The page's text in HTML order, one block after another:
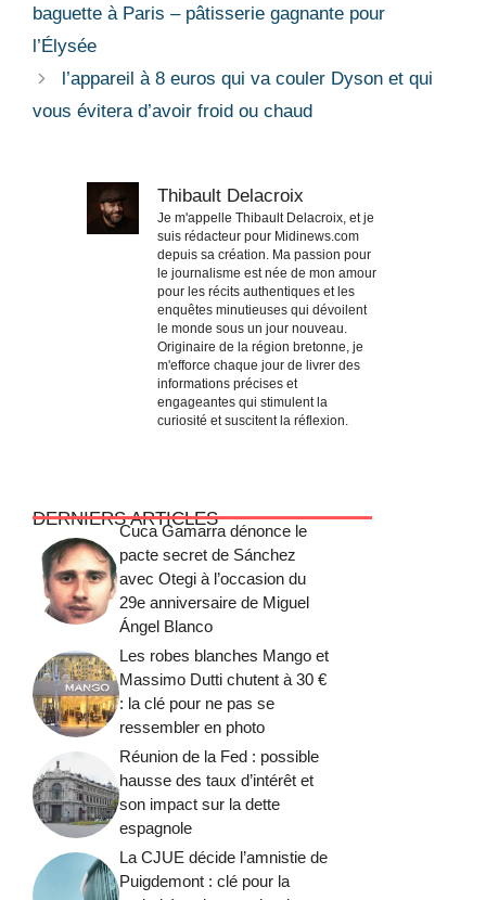
baguette à Paris – pâtisserie gagnante pour
l’Élysée
l’appareil à 8 euros qui va couler Dyson et qui
vous évitera d’avoir froid ou chaud
Thibault Delacroix
Je m'appelle Thibault Delacroix, et je
suis rédacteur pour Midinews.com
depuis sa création. Ma passion pour
le journalisme est née de mon amour
pour les récits authentiques et les
enquêtes minutieuses qui dévoilent
le monde sous un jour nouveau.
Originaire de la région bretonne, je
m'efforce chaque jour de livrer des
informations précises et
engageantes qui stimulent la
curiosité et suscitent la réflexion.
DERNIERS ARTICLES
Cuca Gamarra dénonce le
pacte secret de Sánchez
avec Otegi à l’occasion du
29e anniversaire de Miguel
Ángel Blanco
Les robes blanches Mango et
Massimo Dutti chutent à 30 €
: la clé pour ne pas se
ressembler en photo
Réunion de la Fed : possible
hausse des taux d’intérêt et
son impact sur la dette
espagnole
La CJUE décide l’amnistie de
Puigdemont : clé pour la